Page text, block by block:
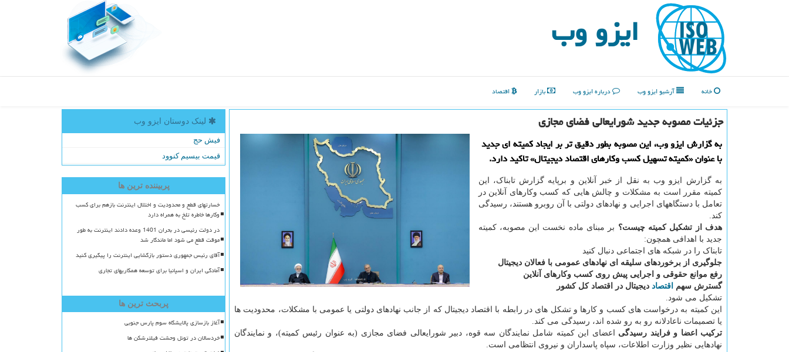
ایزو وب
خانه آرشیو ایزو وب درباره ایزو وب بازار اقتصاد
جزئیات مصوبه جدید شورایعالی فضای مجازی
به گزارش ایزو وب، این مصوبه بطور دقیق تر بر ایجاد کمیته ای جدید
با عنوان «کمیته تسهیل کسب وکارهای اقتصاد دیجیتال» تاکید دارد.
به گزارش ایزو وب به نقل از خبر آنلاین و برپایه گزارش تابناک، این
کمیته مقرر است به مشکلات و چالش هایی که کسب وکارهای آنلاین در
تعامل با دستگاههای اجرایی و نهادهای دولتی با آن روبرو هستند، رسیدگی
کند.
هدف از تشکیل کمیته چیست؟ بر مبنای ماده نخست این مصوبه، کمیته
جدید با اهدافی همچون:
تابناک را در شبکه های اجتماعی دنبال کنید
جلوگیری از برخوردهای سلیقه ای نهادهای عمومی با فعالان دیجیتال
رفع موانع حقوقی و اجرایی پیش روی کسب وکارهای آنلاین
گسترش سهم اقتصاد دیجیتال در اقتصاد کل کشور
تشکیل می شود.
این کمیته به درخواست های کسب و کارها و تشکل های در رابطه با اقتصاد دیجیتال که از جانب نهادهای دولتی یا عمومی با مشکلات، محدودیت ها
یا تصمیمات ناعادلانه رو به رو شده اند، رسیدگی می کند.
ترکیب اعضا و فرایند رسیدگی اعضای این کمیته شامل نمایندگان سه قوه، دبیر شورایعالی فضای مجازی (به عنوان رئیس کمیته)، و نمایندگان
نهادهایی نظیر وزارت اطلاعات، سپاه پاسداران و نیروی انتظامی است.
لینک دوستان ایزو وب
فیش حج
قیمت بیسیم کنوود
پربیننده ترین ها
خسارتهای قطع و محدودیت و اختلال اینترنت بازهم برای کسب
وکارها خاطره تلخ به همراه دارد
در دولت رئیسی در بحران 1401 وعده دادند اینترنت به طور
موقت قطع می شود اما ماندگار شد
آقای رئیس جمهوری دستور بازگشایی اینترنت را پیگیری کنید
آمادگی ایران و اسپانیا برای توسعه همکاریهای تجاری
پربحث ترین ها
آغاز بازسازی پالایشگاه سوم پارس جنوبی
خردسالان در تونل وحشت فیلترشکن ها